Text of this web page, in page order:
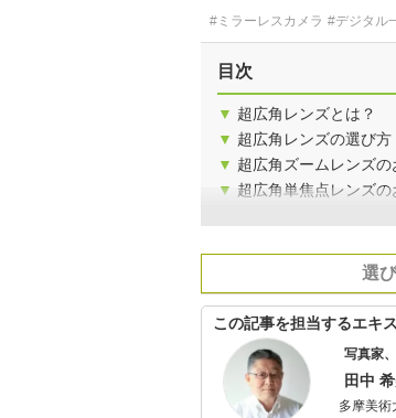
#ミラーレスカメラ #デジタル
目次
▼ 超広角レンズとは？
▼ 超広角レンズの選び方
▼ 超広角ズームレンズの
▼ 超広角単焦点レンズの
選
この記事を担当するエキ
写真家
田中
多摩美術